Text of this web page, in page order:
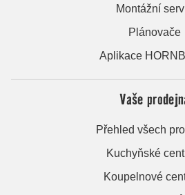
Montážní
Plánovače
Aplikace
Vaše
Přehled všech
Kuchyňské
Koupelnové